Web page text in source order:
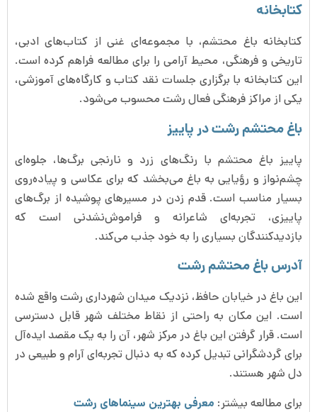
کتابخانه
کتابخانه باغ محتشم، با مجموعه‌ای غنی از کتاب‌های ادبی،
تاریخی و فرهنگی، محیط آرامی را برای مطالعه فراهم کرده است.
این کتابخانه با برگزاری جلسات نقد کتاب و کارگاه‌های آموزشی،
یکی از مراکز فرهنگی فعال رشت محسوب می‌شود.
باغ محتشم رشت در پاییز
پاییز باغ محتشم با رنگ‌های زرد و نارنجی برگ‌ها، جلوه‌ای
چشم‌نواز و رؤیایی به باغ می‌بخشد که برای عکاسی و پیاده‌روی
بسیار مناسب است. قدم زدن در مسیرهای پوشیده از برگ‌های
پاییزی، تجربه‌ای شاعرانه و فراموش‌نشدنی است که
بازدیدکنندگان بسیاری را به خود جذب می‌کند.
آدرس باغ محتشم رشت
این باغ در خیابان حافظ، نزدیک میدان شهرداری رشت واقع شده
است. این مکان به راحتی از نقاط مختلف شهر قابل دسترسی
است. قرار گرفتن این باغ در مرکز شهر، آن را به یک مقصد ایده‌آل
برای گردشگرانی تبدیل کرده که به دنبال تجربه‌ای آرام و طبیعی در
دل شهر هستند.
برای مطالعه بیشتر: معرفی بهترین سینماهای رشت